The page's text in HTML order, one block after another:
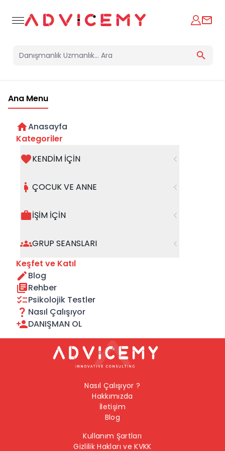
Ana Menu
Anasayfa
Kategoriler
KENDİM İÇİN
ÇOCUK VE ANNE
İŞİM İÇİN
GRUP SEANSLARI
Keşfet ve Katıl
Blog
Rehber
Psikolojik Testler
Nasıl Çalışıyor
DANIŞMAN OL
halinde whatsapp hattımızdan iletişime
Nasıl Çalışıyor ?
Hakkımızda
İletişim
Blog
Kullanım Şartları
Gizlilik Hakları ve KVKK